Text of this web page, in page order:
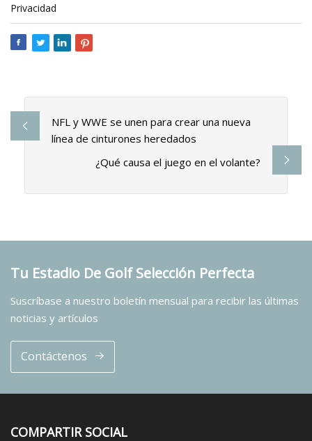
Privacidad
NFL y WWE se unen para crear una nueva
línea de cinturones heredados
¿Qué causa el juego en el volante?
Tu Estadio De Golf Selección Perfecta
Suscríbase a nuestro boletín mensual para recibir las últimas
noticias y artículos
Contáctenos
COMPARTIR SOCIAL